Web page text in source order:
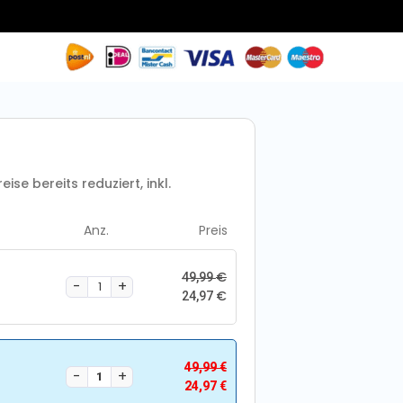
bereits reduziert, inkl.
Anz. Preis
49,99€
24,97 €
49,99€
24,97€